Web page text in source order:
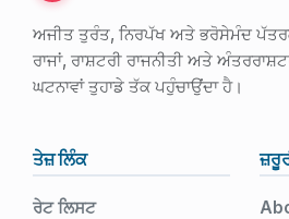
ਅਜੀਤ ਤੁਰੰਤ, ਨਿਰਪੱਖ ਅਤੇ ਭਰੋਸੇਮੰਦ
ਰਾਜਾਂ, ਰਾਸ਼ਟਰੀ ਰਾਜਨੀਤੀ ਅਤੇ
ਘਟਨਾਵਾਂ ਤੁਹਾਡੇ ਤੱਕ ਪਹੁੰਚਾਉਂਦਾ ਹੈ।
ਤੇਜ਼ ਲਿੰਕ
ਰੇਟ ਲਿਸਟ